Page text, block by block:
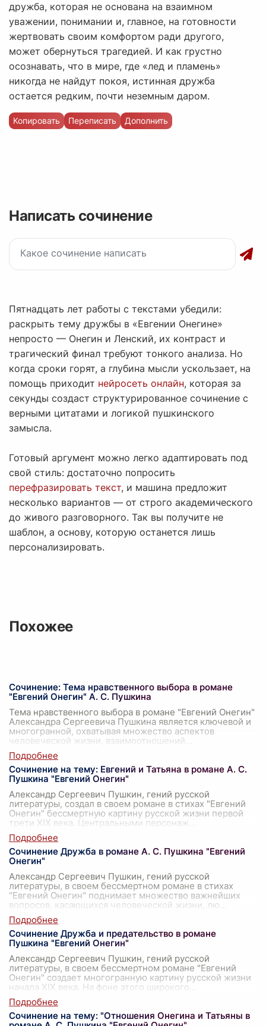
дружба, которая не основана на взаимном
уважении, понимании и, главное, на готовности
жертвовать своим комфортом ради другого,
может обернуться трагедией. И как грустно
осознавать, что в мире, где «лед и пламень»
никогда не найдут покоя, истинная дружба
остается редким, почти неземным даром.
Копировать Переписать Дополнить
Написать сочинение
Пятнадцать лет работы с текстами убедили:
раскрыть тему дружбы в «Евгении Онегине»
непросто — Онегин и Ленский, их контраст и
трагический финал требуют тонкого анализа. Но
когда сроки горят, а глубина мысли ускользает, на
помощь приходит нейросеть онлайн, которая за
секунды создаст структурированное сочинение с
верными цитатами и логикой пушкинского
замысла.
Готовый аргумент можно легко адаптировать под
свой стиль: достаточно попросить
перефразировать текст, и машина предложит
несколько вариантов — от строго академического
до живого разговорного. Так вы получите не
шаблон, а основу, которую останется лишь
персонализировать.
Похожее
Сочинение: Тема нравственного выбора в романе
"Евгений Онегин" А. С. Пушкина
Тема нравственного выбора в романе "Евгений Онегин"
Александра Сергеевича Пушкина является ключевой и
многогранной, охватывая множество аспектов
человеческой жизни, взаимоотношений
Сочинение на тему: Евгений и Татьяна в романе А. С.
Пушкина "Евгений Онегин"
Александр Сергеевич Пушкин, гений русской
литературы, создал в своем романе в стихах "Евгений
Онегин" бессмертную картину русской жизни первой
трети XIX века. Центральными персонаж
Сочинение Дружба в романе А. С. Пушкина "Евгений
Онегин"
Александр Сергеевич Пушкин, гений русской
литературы, в своем бессмертном романе в стихах
"Евгений Онегин" поднимает множество важнейших
вопросов, касающихся человеческой жизни, лю
Сочинение Дружба и предательство в романе
Пушкина "Евгений Онегин"
Александр Сергеевич Пушкин, гений русской
литературы, в своем бессмертном романе "Евгений
Онегин" создает многогранную картину русской жизни
начала XIX века. На фоне этого широкого
Сочинение на тему: "Отношения Онегина и Татьяны в